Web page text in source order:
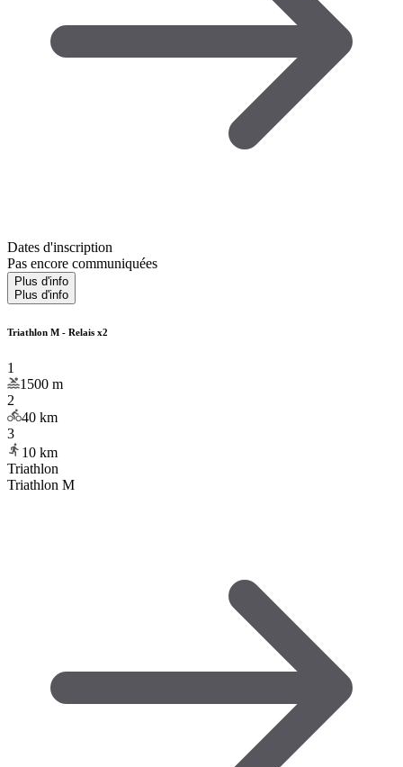
Dates d'inscription
Pas encore communiquées
Plus d'info
Plus d'info
Triathlon M - Relais x2
1
1500 m
2
40 km
3
10 km
Triathlon
Triathlon M